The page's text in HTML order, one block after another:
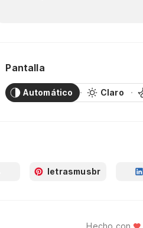
Pantalla
Automático Claro
letrasmusbr
Hecho con